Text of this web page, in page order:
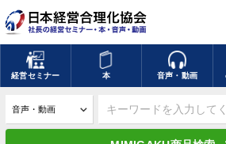
経営セミナー 本 音声・動画
キーワードを入力して探す
デジタル版対応のみ検索結果に表示す